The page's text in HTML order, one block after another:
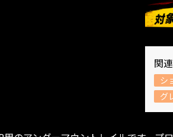
関
シ
グ